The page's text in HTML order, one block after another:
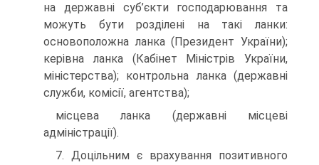
на державні суб’єкти господарювання та
можуть бути розділені на такі ланки:
основоположна ланка (Президент України);
керівна ланка (Кабінет Міністрів України,
міністерства); контрольна ланка (державні
служби, комісії, агентства);
місцева ланка (державні місцеві
адміністрації).
7. Доцільним є врахування позитивного